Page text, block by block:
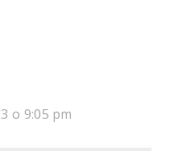
о 9:05 pm